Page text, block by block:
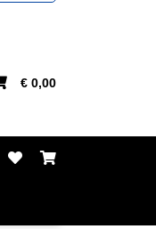
€ 0,00